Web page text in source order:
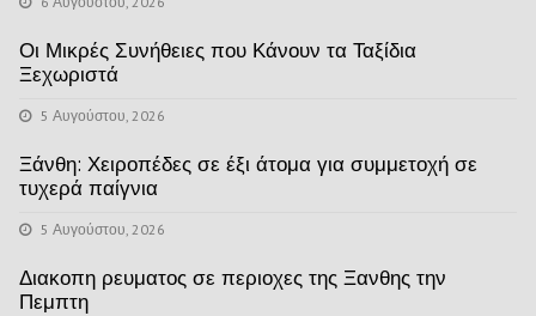
Οι Μικρές Συνήθειες που Κάνουν τα Ταξίδια
Ξεχωριστά
5 Αυγούστου, 2026
Ξάνθη: Χειροπέδες σε έξι άτομα για συμμετοχή σε
τυχερά παίγνια
5 Αυγούστου, 2026
Διακοπη ρευματος σε περιοχες της Ξανθης την
Πεμπτη